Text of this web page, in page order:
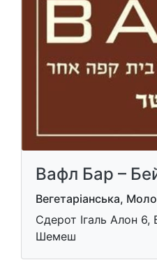
Вафл Бар –
Вегетаріанська,
Сдерот Ігаль Алон
Шемеш